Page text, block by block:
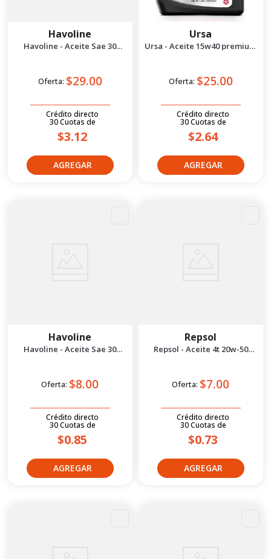
Havoline
Havoline - Aceite Sae 30
Oferta: $29.00
Crédito directo
30Cuotas de
$3.12
Ursa
Ursa - Aceite 15w40 premium
Oferta: $25.00
Crédito directo
30Cuotas de
$2.64
Havoline
Havoline - Aceite Sae 30
Oferta: $8.00
Crédito directo
30Cuotas de
$0.85
Repsol
Repsol - Aceite 4t 20w-50
Oferta: $7.00
Crédito directo
30Cuotas de
$0.73